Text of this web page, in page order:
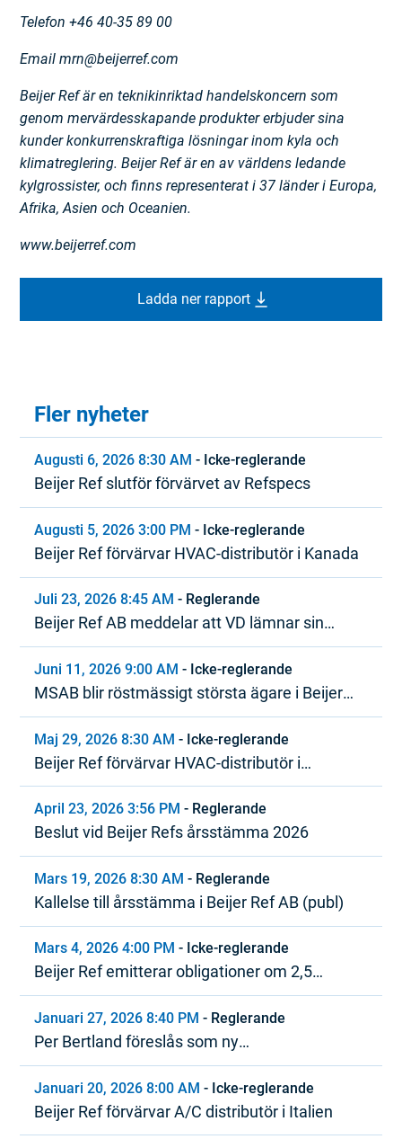
Telefon +46 40-35 89 00
Email mrn@beijerref.com
Beijer Ref är en teknikinriktad handelskoncern som
genom mervärdes­skapande produkter erbjuder sina
kunder konkurrenskraftiga lösningar inom kyla och
klimatreglering. Beijer Ref är en av världens ledande
kylgrossister, och finns representerat i 37 länder i Europa,
Afrika, Asien och Oceanien.
www.beijerref.com
Ladda ner rapport
Fler nyheter
Augusti 6, 2026 8:30 AM - Icke-reglerande
Beijer Ref slutför förvärvet av Refspecs
Augusti 5, 2026 3:00 PM - Icke-reglerande
Beijer Ref förvärvar HVAC-distributör i Kanada
Juli 23, 2026 8:45 AM - Reglerande
Beijer Ref AB meddelar att VD lämnar sin
tjänst
Juni 11, 2026 9:00 AM - Icke-reglerande
MSAB blir röstmässigt största ägare i Beijer
Ref
Maj 29, 2026 8:30 AM - Icke-reglerande
Beijer Ref förvärvar HVAC-distributör i
Nordamerika
April 23, 2026 3:56 PM - Reglerande
Beslut vid Beijer Refs årsstämma 2026
Mars 19, 2026 8:30 AM - Reglerande
Kallelse till årsstämma i Beijer Ref AB (publ)
Mars 4, 2026 4:00 PM - Icke-reglerande
Beijer Ref emitterar obligationer om 2,5
miljarder SEK inom ramen för MTN-program
Januari 27, 2026 8:40 PM - Reglerande
Per Bertland föreslås som ny
styrelseordförande i Beijer Ref
Januari 20, 2026 8:00 AM - Icke-reglerande
Beijer Ref förvärvar A/C distributör i Italien